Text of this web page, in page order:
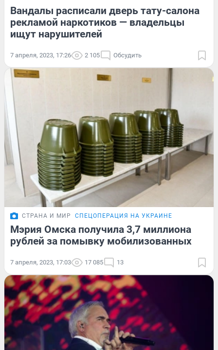
Вандалы расписали дверь тату-салона
рекламой наркотиков — владельцы
ищут нарушителей
7 апреля, 2023, 17:26 2 105 Обсудить
СТРАНА И МИР СПЕЦОПЕРАЦИЯ НА УКРАИНЕ
Мэрия Омска получила 3,7 миллиона
рублей за помывку мобилизованных
7 апреля, 2023, 17:03 17 085 13